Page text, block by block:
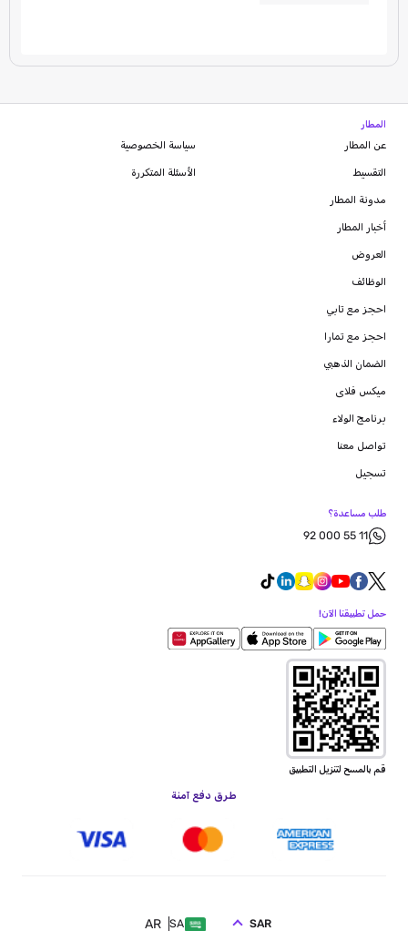
المطار
عن المطار
التقسيط
مدونة المطار
أخبار المطار
العروض
الوظائف
احجز مع تابي
احجز مع تمارا
الضمان الذهبي
ميكس فلاى
برنامج الولاء
سياسة الخصوصية
الأسئلة المتكررة
تواصل معنا
تسجيل
طلب مساعدة؟
92 000 55 11
حمل تطبيقنا الآن!
قم بالمسح لتنزيل التطبيق
طرق دفع آمنة
SA
AR SAR